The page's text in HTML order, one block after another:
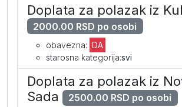
Doplata za polazak iz
2000.00 RSD po osobi
obavezna: DA
starosna kategorija:svi
Doplata za polazak iz
Sada
2500.00 RSD po osobi